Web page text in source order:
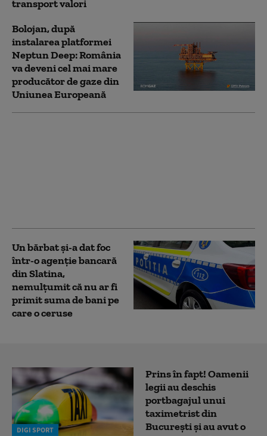
transport valori
Bolojan, după
instalarea platformei
Neptun Deep: România
va deveni cel mai mare
producător de gaze din
Uniunea Europeană
Un bărbat şi-a dat foc
într-o agenţie bancară
din Slatina,
nemulţumit că nu ar fi
primit suma de bani pe
care o ceruse
DIGI SPORT
Prins în fapt! Oamenii
legii au deschis
portbagajul unui
taximetrist din
București și au avut o